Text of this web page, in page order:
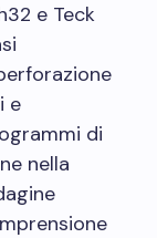
e Teck
e
di
nella